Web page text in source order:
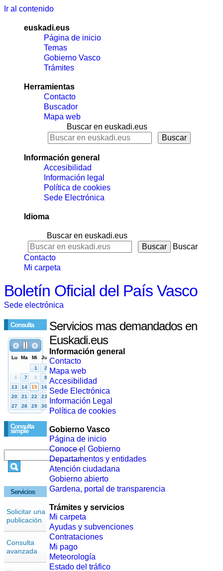
Ir al contenido
euskadi.eus
Página de inicio
Temas
Gobierno Vasco
Trámites
Herramientas
Contacto
Buscador
Mapa web
Buscar en euskadi.eus
Información general
Accesibilidad
Información legal
Política de cookies
Sede Electrónica
Idioma
Buscar en euskadi.eus
Buscar
Contacto
Mi carpeta
Boletín Oficial del País Vasco
Sede electrónica
Consulta
Consulta
simple
Servicios
Solicitar una
publicación
Consulta
avanzada
Servicios mas demandados en
Euskadi.eus
Información general
Contacto
Mapa web
Accesibilidad
Sede Electrónica
Información Legal
Política de cookies
Gobierno Vasco
Página de inicio
Conoce el Gobierno
Departamentos y entidades
Atención ciudadana
Gobierno abierto
Gardena, portal de transparencia
Trámites y servicios
Mi carpeta
Ayudas y subvenciones
Contrataciones
Mi pago
Meteorología
Estado del tráfico